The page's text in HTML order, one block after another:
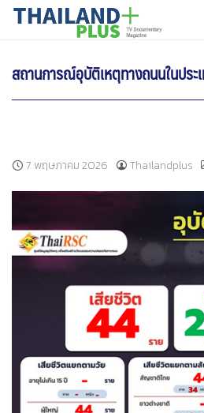
SkipTHAILANDPLUS NEWS
สถานการณ์อุบัติเหตุทางถนนในปร
7 พฤษภาคม 2026 Thailandplus